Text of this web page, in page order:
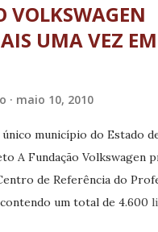
VOLKSWAGEN
UMA VEZ
maio 10, 2010
município do Estado
A Fundação Volkswagen
de Referência do
contendo um total de 4.600